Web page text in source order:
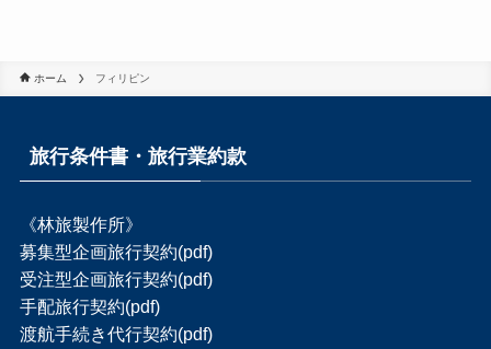
ホーム フィリピン
旅行条件書・旅行業約款
《林旅製作所》
募集型企画旅行契約(pdf)
受注型企画旅行契約(pdf)
手配旅行契約(pdf)
渡航手続き代行契約(pdf)